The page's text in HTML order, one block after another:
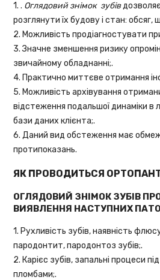
1. . Оглядовий знімок зубів
розглянути їх будову і стан: обсяг,
2. Можливість продіагностувати
3. Значне зменшення ризику
звичайному обладнанні;.
4. Практично миттєве отримання
5. Можливість архівування
відстеження подальшої динаміки в
бази даних клієнта;.
6. Даний вид обстеження має
протипоказань.
ЯК ПРОВОДИТЬСЯ
ОГЛЯДОВИЙ ЗНІМОК ЗУБІВ
ВИЯВЛЕННЯ НАСТУПНИХ
1. Рухливість зубів, наявність
пародонтит, пародонтоз зубів;.
2. Карієс зубів, запальні процеси
пломбами;.